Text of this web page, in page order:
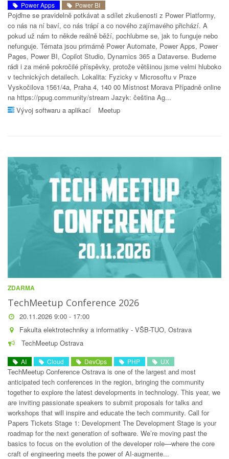
Power Apps Power BI
Pojďme se pravidelně potkávat a sdílet zkušenosti z Power Platformy,
co nás na ní baví, co nás trápí a co nového zajímavého přichází. A
pokud už nám to někde reálně běží, pochlubme se, jak to funguje nebo
nefunguje. Témata jsou primárně Power Automate, Power Apps, Power
Pages, Power BI, Copilot Studio, Dynamics 365 a Dataverse. Budeme
rádi i za méně pokročilé příspěvky, protože většinou jsme velmi hluboko
v technických detailech. Lokalita: Fyzicky v Microsoftu v Praze
Vyskočilova 1561/4a, Praha 4, 140 00 Místnost Morava Případně online
na https://ppug.community/stream Jazyk: čeština Ag...
Vývoj softwaru a aplikací
Meetup
ZDARMA
TechMeetup Conference 2026
20.11.2026 9:00 - 17:00
Fakulta elektrotechniky a informatiky - VŠB-TUO, Ostrava
TechMeetup Ostrava
AI Cloud DevOps PHP UX
TechMeetup Conference Ostrava is one of the largest and most
anticipated tech conferences in the region, bringing the community
together to explore the latest developments in technology. This year, we
are inviting passionate speakers to submit proposals for talks and
workshops that will inspire and educate the tech community. Call for
Papers Tickets Stage 1: Development The Development Stage is your
roadmap for the next generation of software. We’re moving past the
basics to focus on the evolution of the developer role—where the core
craft of engineering meets the power of AI-augmente...